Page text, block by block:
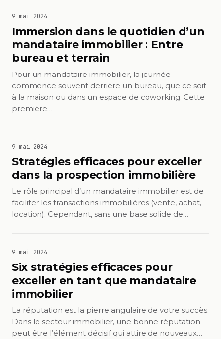
9 mai 2024
Immersion dans le quotidien d’un
mandataire immobilier : Entre
bureau et terrain
Pour un mandataire immobilier, la journée
commence souvent derrière un bureau, que ce soit
à la maison ou dans un espace de coworking. Cette
première…
9 mai 2024
Stratégies efficaces pour exceller
dans la prospection immobilière
Le rôle principal d’un mandataire immobilier est de
faciliter les transactions immobilières (vente, achat,
location). Cependant, sans une base solide de…
9 mai 2024
Six stratégies efficaces pour
exceller en tant que mandataire
immobilier
La réputation est la pierre angulaire de votre succès.
Dans le secteur immobilier, une bonne réputation
peut être l’élément décisif qui attire de nouveaux…